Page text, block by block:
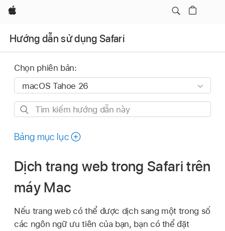
Apple
Hướng dẫn sử dụng Safari
Chọn phiên bản:
Tìm
hướng
này
Bảng mục lục
Dịch trang web trong Safari trên
máy Mac
Nếu trang web có thể được dịch sang một trong số
các ngôn ngữ ưu tiên của bạn, bạn có thể đặt